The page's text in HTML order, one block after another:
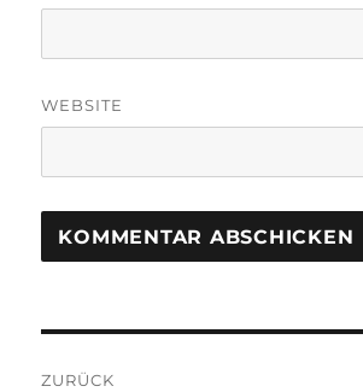
WEBSITE
ZURÜCK